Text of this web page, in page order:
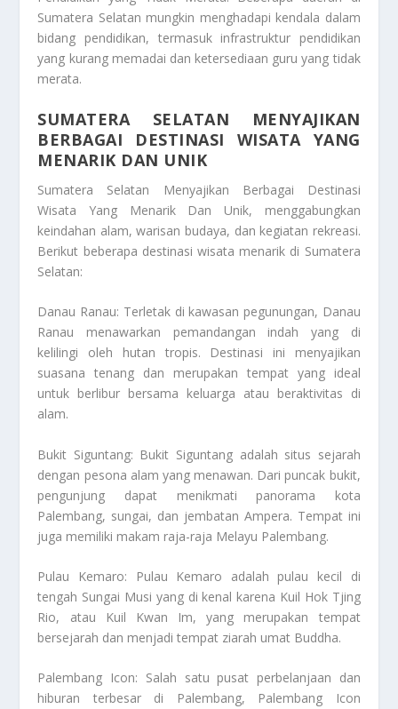
Sumatera Selatan mungkin menghadapi kendala dalam
bidang pendidikan, termasuk infrastruktur pendidikan
yang kurang memadai dan ketersediaan guru yang tidak
merata.
SUMATERA SELATAN MENYAJIKAN
BERBAGAI DESTINASI WISATA YANG
MENARIK DAN UNIK
Sumatera Selatan Menyajikan Berbagai Destinasi
Wisata Yang Menarik Dan Unik, menggabungkan
keindahan alam, warisan budaya, dan kegiatan rekreasi.
Berikut beberapa destinasi wisata menarik di Sumatera
Selatan:
Danau Ranau: Terletak di kawasan pegunungan, Danau
Ranau menawarkan pemandangan indah yang di
kelilingi oleh hutan tropis. Destinasi ini menyajikan
suasana tenang dan merupakan tempat yang ideal
untuk berlibur bersama keluarga atau beraktivitas di
alam.
Bukit Siguntang: Bukit Siguntang adalah situs sejarah
dengan pesona alam yang menawan. Dari puncak bukit,
pengunjung dapat menikmati panorama kota
Palembang, sungai, dan jembatan Ampera. Tempat ini
juga memiliki makam raja-raja Melayu Palembang.
Pulau Kemaro: Pulau Kemaro adalah pulau kecil di
tengah Sungai Musi yang di kenal karena Kuil Hok Tjing
Rio, atau Kuil Kwan Im, yang merupakan tempat
bersejarah dan menjadi tempat ziarah umat Buddha.
Palembang Icon: Salah satu pusat perbelanjaan dan
hiburan terbesar di Palembang, Palembang Icon